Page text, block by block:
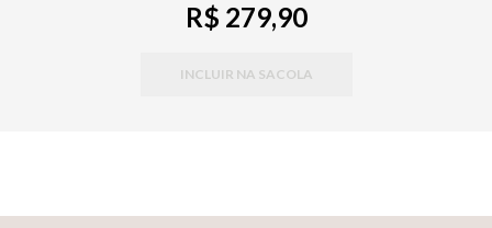
R$ 279,90
INCLUIR NA SACOLA